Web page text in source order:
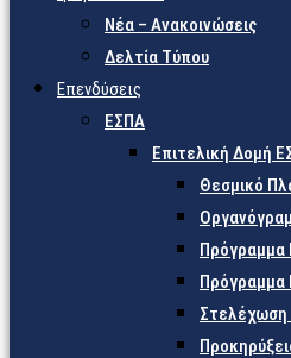
Νέα – Ανακοινώσεις
Δελτία Τύπου
Επενδύσεις
ΕΣΠΑ
Επιτελική Δομή
Θεσμικό
Πρόγραμμα
Πρόγραμμα
Στελέχωση